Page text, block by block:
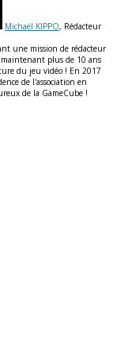
Michaël KIPPO, Rédacteur
une mission de rédacteur
plus de 10 ans
du jeu vidéo ! En 2017
de l'association en
de la GameCube !